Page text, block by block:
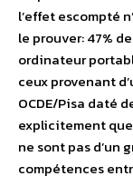
l’effet escompté
le prouver: 47%
ordinateur
ceux provenant
OCDE/Pisa daté
explicitement
ne sont pas d’un
compétences